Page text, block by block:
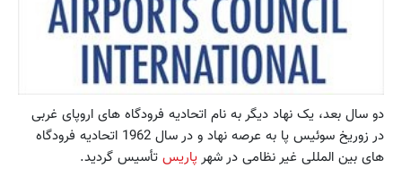
دو سال بعد، یک نهاد دیگر به نام اتحادیه فرودگاه های اروپای غربی
در زوریخ سوئیس پا به عرصه نهاد و در سال 1962 اتحادیه فرودگاه
های بین المللی غیر نظامی در شهرپاریس تأسیس گردید.